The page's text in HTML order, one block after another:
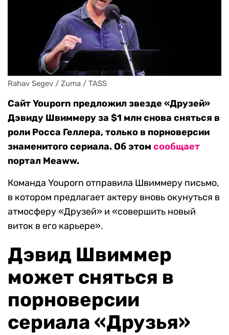
Rahav Segev / Zuma / TASS
Сайт Youporn предложил звезде «Друзей»
Дэвиду Швиммеру за $1 млн снова сняться в
роли Росса Геллера, только в порноверсии
знаменитого сериала. Об этом сообщает
портал Meaww.
Команда Youporn отправила Швиммеру письмо,
в котором предлагает актеру вновь окунуться в
атмосферу «Друзей» и «совершить новый
виток в его карьере».
Дэвид Швиммер
может сняться в
порноверсии
сериала «Друзья»